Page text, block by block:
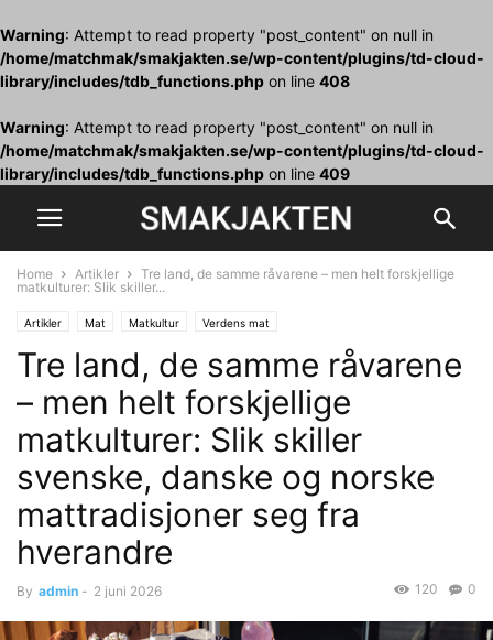
Warning: Attempt to read property "post_content" on null in
/home/matchmak/smakjakten.se/wp-content/plugins/td-cloud-
library/includes/tdb_functions.php on line 408
Warning: Attempt to read property "post_content" on null in
/home/matchmak/smakjakten.se/wp-content/plugins/td-cloud-
library/includes/tdb_functions.php on line 409
Home Artikler
Tre land, de samme råvarene – men helt forskjellige
matkulturer: Slik skiller...
Artikler Mat Matkultur Verdens mat
Tre land, de samme råvarene
– men helt forskjellige
matkulturer: Slik skiller
svenske, danske og norske
mattradisjoner seg fra
hverandre
By admin - 2 juni 2026 0
120